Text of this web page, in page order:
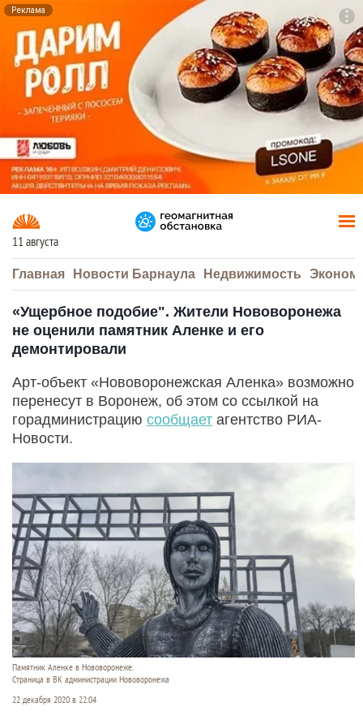
Реклама
11 августа
Главная Новости Барнаула Недвижимость
«Ущербное подобие". Жители Нововоронежа
не оценили памятник Аленке и его
демонтировали
Арт-объект «Нововоронежская Аленка» возможно
перенесут в Воронеж, об этом со ссылкой на
горадминистрацию сообщает агентство РИА-
Новости.
Памятник Аленке в Нововоронеже.
Страница в ВК администрации Нововоронежа
22 декабря 2020 в 22:04